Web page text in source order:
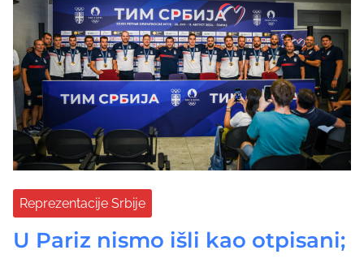
Reprezentacije Srbije
U Pariz nismo išli kao otpisani;